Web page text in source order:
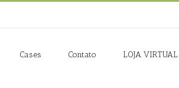
Cases Contato LOJA VIRTUAL